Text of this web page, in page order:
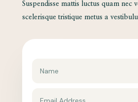
Suspendisse mattis luctus quam nec
scelerisque tristique metus a